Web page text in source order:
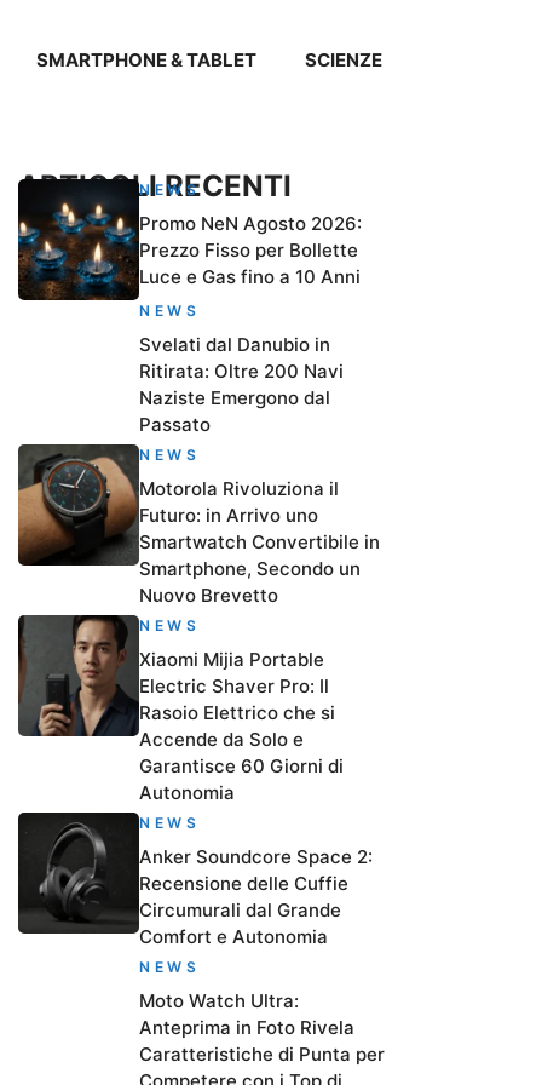
SMARTPHONE & TABLET SCIENZE
ARTICOLI RECENTI
NEWS
Promo NeN Agosto 2026:
Prezzo Fisso per Bollette
Luce e Gas fino a 10 Anni
NEWS
Svelati dal Danubio in
Ritirata: Oltre 200 Navi
Naziste Emergono dal
Passato
NEWS
Motorola Rivoluziona il
Futuro: in Arrivo uno
Smartwatch Convertibile in
Smartphone, Secondo un
Nuovo Brevetto
NEWS
Xiaomi Mijia Portable
Electric Shaver Pro: Il
Rasoio Elettrico che si
Accende da Solo e
Garantisce 60 Giorni di
Autonomia
NEWS
Anker Soundcore Space 2:
Recensione delle Cuffie
Circumurali dal Grande
Comfort e Autonomia
NEWS
Moto Watch Ultra:
Anteprima in Foto Rivela
Caratteristiche di Punta per